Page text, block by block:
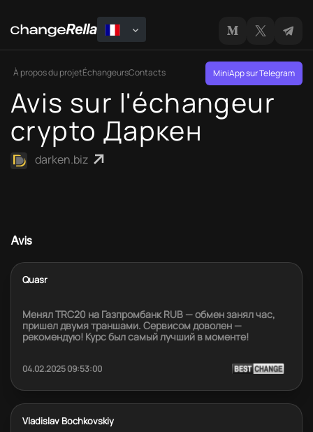
À propos du projetÉchangeursContacts MiniApp sur Telegram
Avis sur l'échangeur
crypto Даркен
darken.biz
Avis
Quasr
Менял TRC20 на Газпромбанк RUB — обмен занял час,
пришел двумя траншами. Сервисом доволен —
рекомендую! Курс был самый лучший в моменте!
04.02.2025 09:53:00
Vladislav Bochkovskiy